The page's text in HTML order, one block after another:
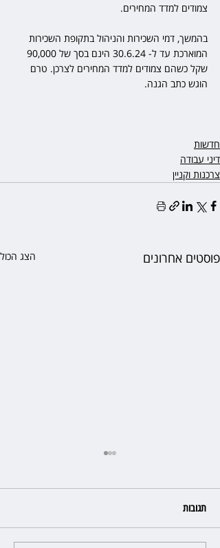
צמודים למדד המחירים.
בהמשך, דמי השכירות והניהול בתקופת השכירות
שקל כשהם צמודים למדד המחירים לצרכן. טרם
הוגש כתב הגנה.
חדשות
דיני עבודה
צרכנות וקניין
פוסטים אחרונים הצג הכול
תגובות